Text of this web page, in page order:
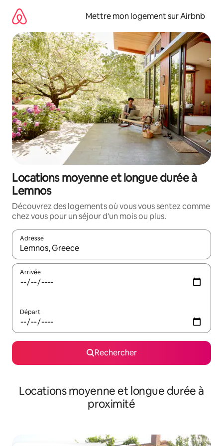
directement
contenu
Mettre mon logement sur Airbnb
Locations moyenne et longue durée à
Lemnos
Découvrez des logements où vous vous sentez comme
chez vous pour un séjour d'un mois ou plus.
Adresse
Lorsque les résultats s'affichent, utilisez les flèches vers le
Arrivée
Départ
Rechercher
Locations moyenne et longue durée à
proximité